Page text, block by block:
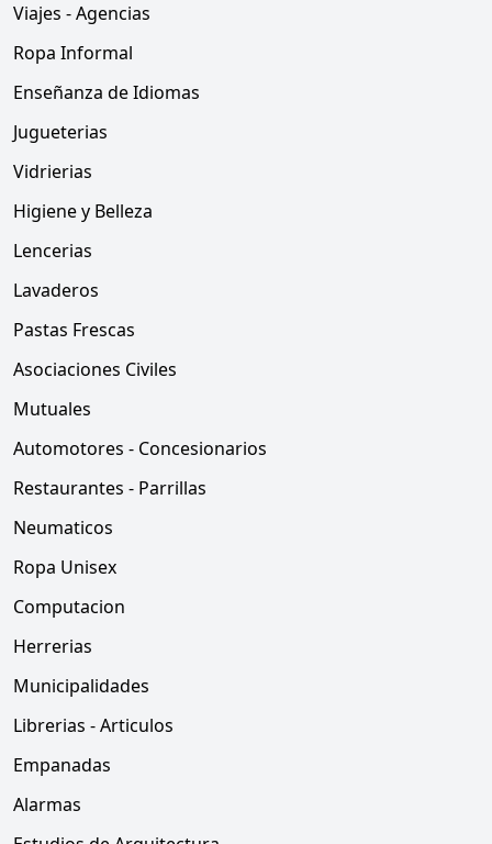
Viajes - Agencias
Ropa Informal
Enseñanza de Idiomas
Jugueterias
Vidrierias
Higiene y Belleza
Lencerias
Lavaderos
Pastas Frescas
Asociaciones Civiles
Mutuales
Automotores - Concesionarios
Restaurantes - Parrillas
Neumaticos
Ropa Unisex
Computacion
Herrerias
Municipalidades
Librerias - Articulos
Empanadas
Alarmas